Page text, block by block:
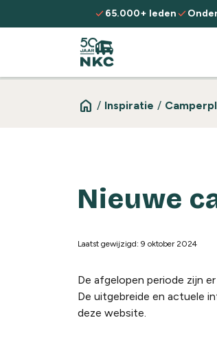
Spring naar de inhoud
check65.000+ ledencheck
home / Inspiratie /
Nieuwe
Laatst gewijzigd: 9 oktober 2024
De afgelopen periode zijn
De uitgebreide en actuele
deze website.